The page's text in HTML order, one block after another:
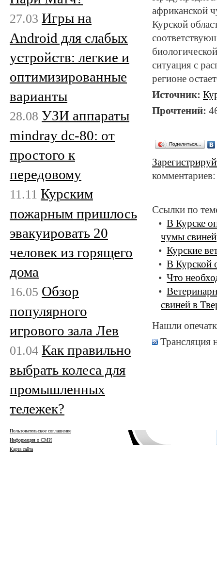
африканской
Курской
ситуация с
регионе
Источник:
Прочтений:
Поделиться…
Ссылки по
В Курске
чумы свиней
Курские
В Курской
Что
свиней в
Нашли
Трансляция
27.03 Игры на
Android для слабых
устройств: легкие и
оптимизированные
варианты
28.08 УЗИ аппараты
mindray dc-80: от
простого к
передовому
11.11 Курским
пожарным пришлось
эвакуировать 20
человек из горящего
дома
16.05 Обзор
популярного
игрового зала Лев
01.04 Как правильно
выбрать колеса для
промышленных
тележек?
Пользовательское соглашение
Информация о СМИ
Карта сайта